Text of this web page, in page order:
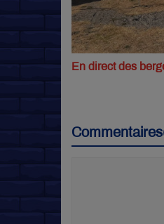
En direct des